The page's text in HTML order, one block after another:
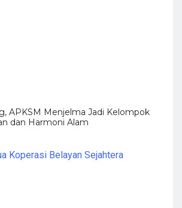
APKSM Menjelma Jadi Kelompok
dan Harmoni Alam